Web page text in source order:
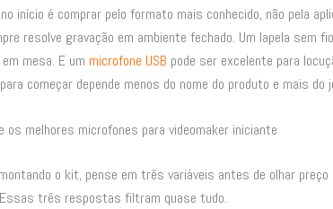
início é comprar pelo formato mais conhecido, não pela
resolve gravação em ambiente fechado. Um lapela sem
mesa. E um microfone USB pode ser excelente para
começar depende menos do nome do produto e mais do
os melhores microfones para videomaker iniciante
o kit, pense em três variáveis antes de olhar
três respostas filtram quase tudo.